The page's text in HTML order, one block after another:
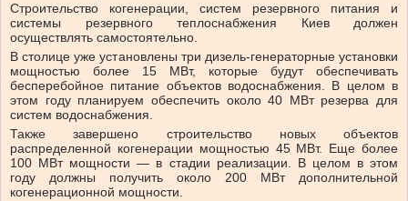
Строительство когенерации, систем резервного питания и
системы резервного теплоснабжения Киев должен
осуществлять самостоятельно.
В столице уже установлены три дизель-генераторные установки
мощностью более 15 МВт, которые будут обеспечивать
бесперебойное питание объектов водоснабжения. В целом в
этом году планируем обеспечить около 40 МВт резерва для
систем водоснабжения.
Также завершено строительство новых объектов
распределенной когенерации мощностью 45 МВт. Еще более
100 МВт мощности — в стадии реализации. В целом в этом
году должны получить около 200 МВт дополнительной
когенерационной мощности.